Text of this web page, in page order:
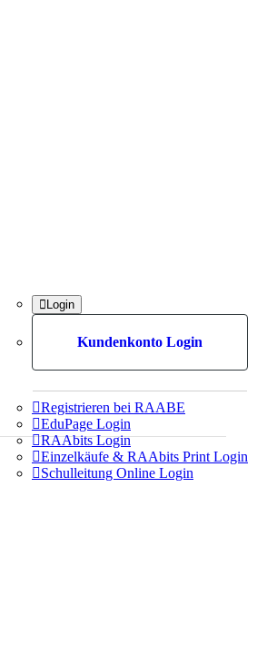
Login
Kundenkonto Login
Registrieren bei RAABE
EduPage Login
RAAbits Login
Einzelkäufe & RAAbits Print Login
Schulleitung Online Login